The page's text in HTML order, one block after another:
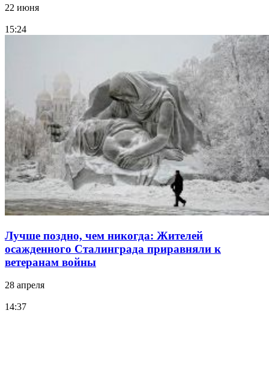
22 июня
15:24
Лучше поздно, чем никогда: Жителей
осажденного Сталинграда приравняли к
ветеранам войны
28 апреля
14:37